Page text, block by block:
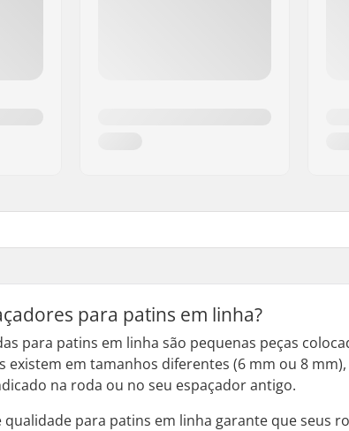
para patins em linha?
para patins em linha são pequenas peças
existem em tamanhos diferentes (6 mm ou 8
na roda ou no seu espaçador antigo.
qualidade para patins em linha garante que seus